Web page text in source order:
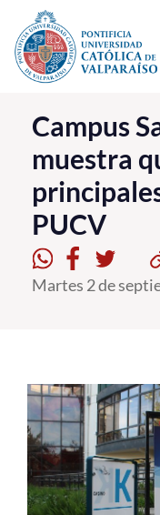
Click acá para ir
La Universidad
Investigación,
PUCV Internacional
Vinculación con el
Admisión
Formación Continua
Estudiantes
Académicos
Campus
muestra
PUCV
Martes 2 de